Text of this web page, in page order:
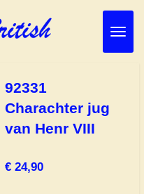
92331
Charachter jug
van Henr VIII
€ 24,90